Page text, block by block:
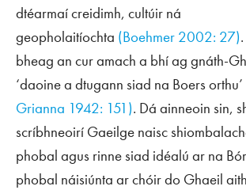
dtéarmaí creidimh, cultúir ná
geopholaitíochta (Boehmer 2002: 27)
bheag an cur amach a bhí ag gnáth-
‘daoine a dtugann siad na Boers
Grianna 1942: 151). Dá ainneoin sin,
scríbhneoirí Gaeilge naisc
phobal agus rinne siad idéalú ar na
phobal náisiúnta ar chóir do Ghaeil